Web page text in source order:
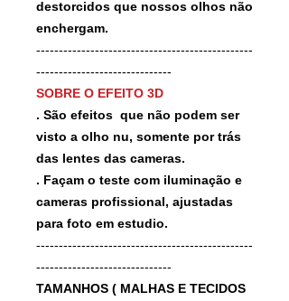
destorcidos que nossos olhos não
enchergam.
------------------------------------------------
------------------------------
SOBRE O EFEITO 3D
. São efeitos que não podem ser
visto a olho nu, somente por trás
das lentes das cameras.
. Façam o teste com iluminação e
cameras profissional, ajustadas
para foto em estudio.
------------------------------------------------
------------------------------
TAMANHOS ( MALHAS E TECIDOS